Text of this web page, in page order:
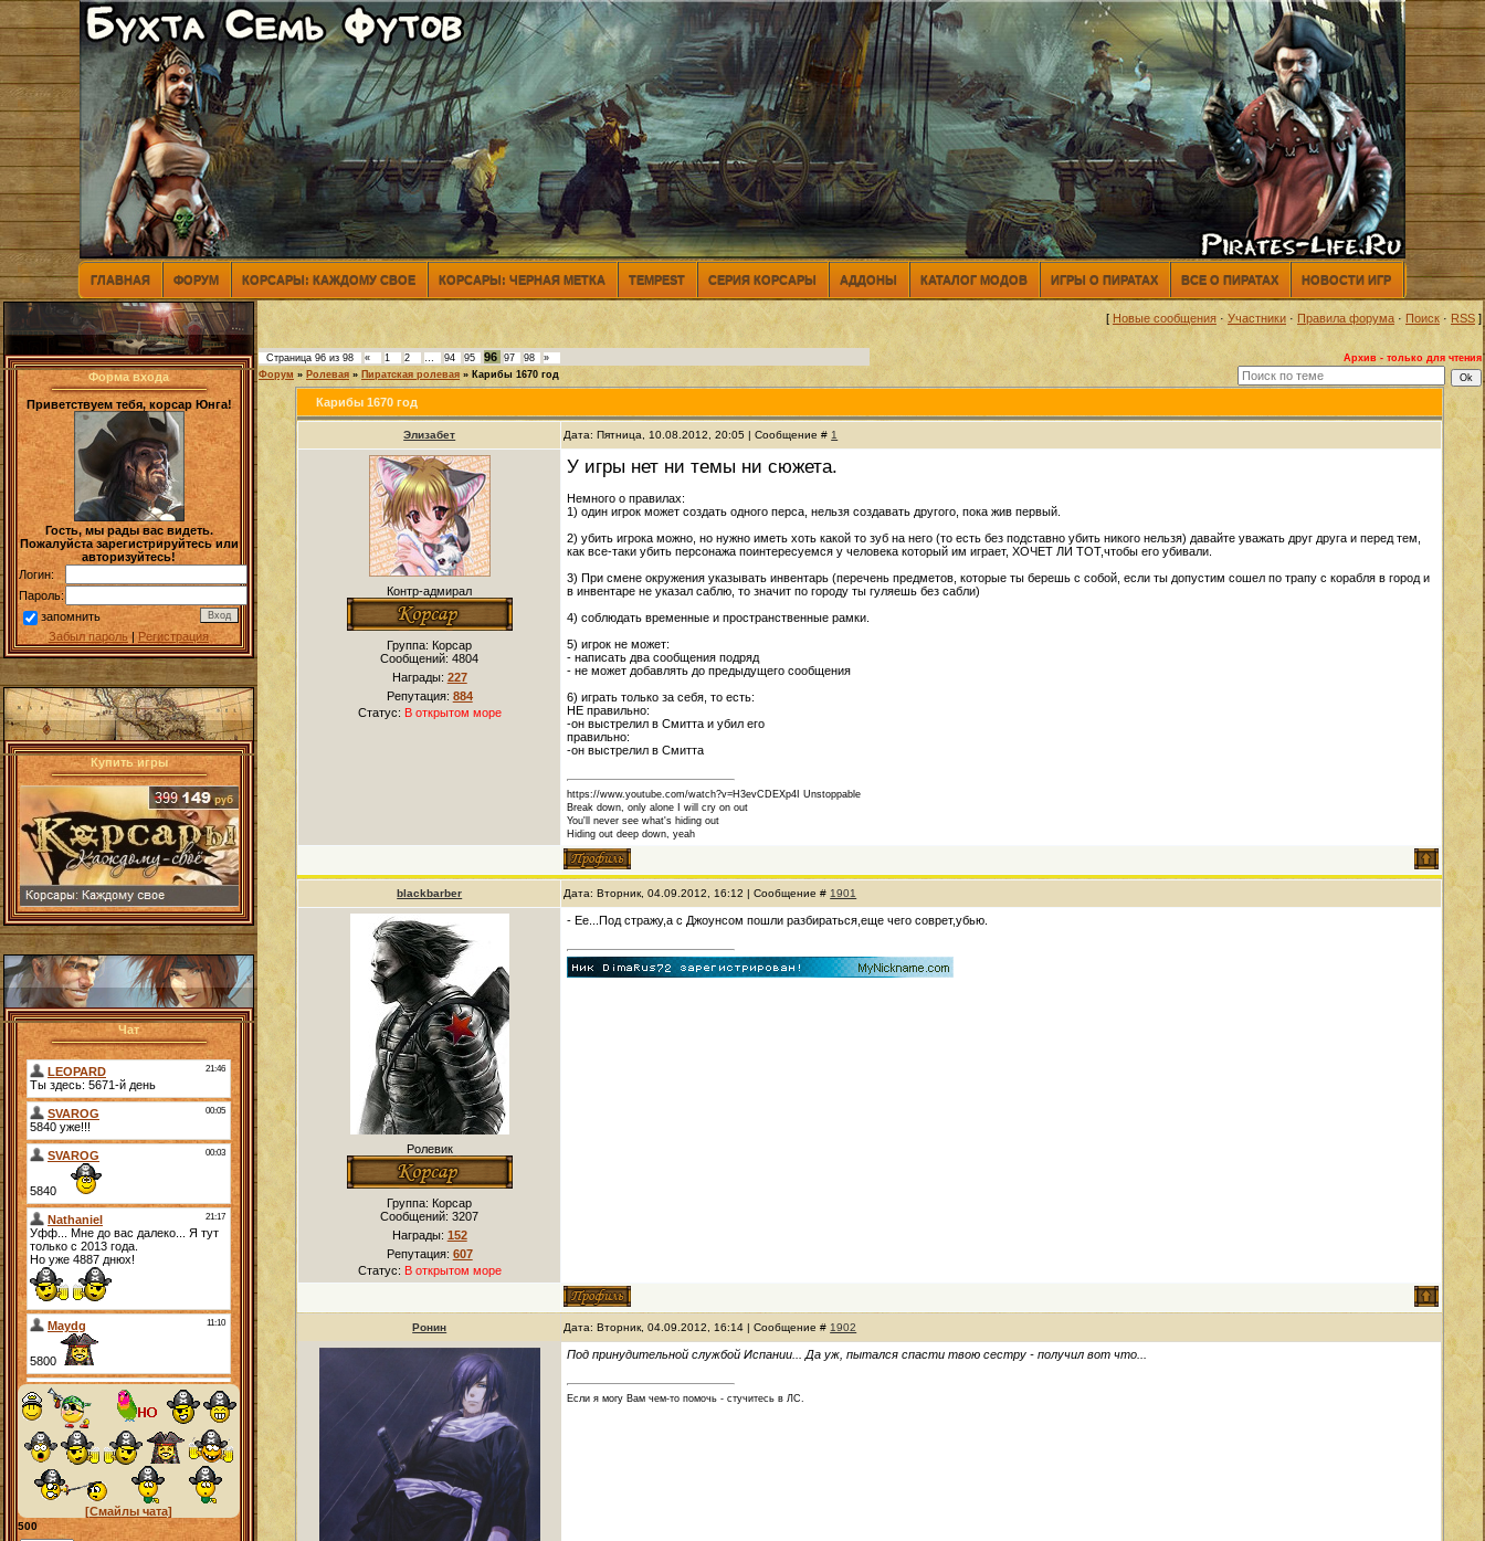
ГЛАВНАЯ ФОРУМ КОРСАРЫ: КАЖДОМУ СВОЕ КОРСАРЫ: ЧЕРНАЯ МЕТКА TEMPEST СЕРИЯ КОРСАРЫ АДДОНЫ КАТАЛОГ МОДОВ ИГРЫ О ПИРАТАХ ВСЕ О ПИРАТАХ НОВОСТИ ИГР
Форма входа
Приветствуем тебя, корсар Юнга!
Гость, мы рады вас видеть.
Пожалуйста зарегистрируйтесь или
авторизуйтесь!
Логин:
Пароль:
запомнить
Забыл пароль|Регистрация
Купить игры
Чат
[Смайлы чата]
500
[ Новые сообщения · Участники · Правила форума · Поиск · RSS]
Страница 96 из 98 « 1 2 … 94 95 96 97 98 »
Архив - только для чтения
Форум » Ролевая » Пиратская ролевая » Карибы 1670 год
Карибы 1670 год
Элизабет Дата: Пятница, 10.08.2012, 20:05 | Сообщение # 1
Контр-адмирал
Группа: Корсар
Сообщений:4804
Награды: 227
Репутация: 884
Статус: В открытом море
У игры нет ни темы ни сюжета.
Немного о правилах:
1) один игрок может создать одного перса, нельзя создавать другого, пока жив первый.
2) убить игрока можно, но нужно иметь хоть какой то зуб на него (то есть без подставно убить никого нельзя) давайте уважать друг друга и перед тем,
как все-таки убить персонажа поинтересуемся у человека который им играет, ХОЧЕТ ЛИ ТОТ,чтобы его убивали.
3) При смене окружения указывать инвентарь (перечень предметов, которые ты берешь с собой, если ты допустим сошел по трапу с корабля в город и
в инвентаре не указал саблю, то значит по городу ты гуляешь без сабли)
4) соблюдать временные и пространственные рамки.
5) игрок не может:
- написать два сообщения подряд
- не может добавлять до предыдущего сообщения
6) играть только за себя, то есть:
НЕ правильно:
-он выстрелил в Смитта и убил его
правильно:
-он выстрелил в Смитта
https://www.youtube.com/watch?v=H3evCDEXp4I Unstoppable
Break down, only alone I will cry on out
You'll never see what's hiding out
Hiding out deep down, yeah
blackbarber Дата: Вторник, 04.09.2012, 16:12 | Сообщение # 1901
Ролевик
Группа: Корсар
Сообщений:3207
Награды: 152
Репутация: 607
Статус: В открытом море
- Ее...Под стражу,а с Джоунсом пошли разбираться,еще чего соврет,убью.
Ронин Дата: Вторник, 04.09.2012, 16:14 | Сообщение # 1902
Под принудительной службой Испании... Да уж, пытался спасти твою сестру - получил вот что...
Если я могу Вам чем-то помочь - стучитесь в ЛС.